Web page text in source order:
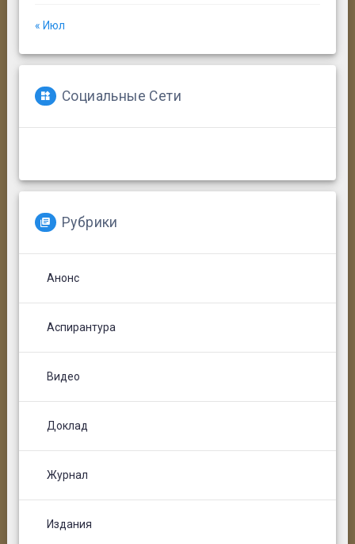
« Июл
Социальные Сети
Рубрики
Анонс
Аспирантура
Видео
Доклад
Журнал
Издания